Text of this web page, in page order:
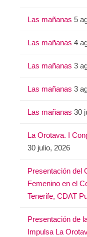
Las mañanas 5
Las mañanas 4
Las mañanas 3
Las mañanas 3
Las mañanas 30
La Orotava. I
30 julio, 2026
Presentación del
Femenino en el
Tenerife, CDAT
Presentación de
Impulsa La